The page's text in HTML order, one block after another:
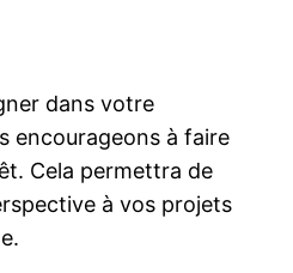
dans votre
encourageons à faire
Cela permettra de
à vos projets